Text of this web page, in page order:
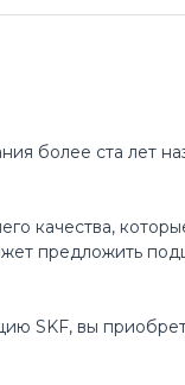
более ста лет
качества,
предложить
SKF, вы